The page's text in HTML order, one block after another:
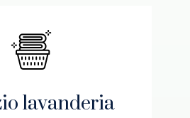
lavanderia